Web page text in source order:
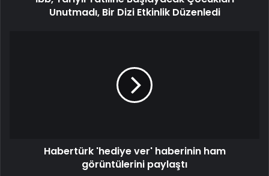
Unutmadı, Bir Dizi Etkinlik Düzenledi
Habertürk 'hediye ver' haberinin ham
görüntülerini paylaştı